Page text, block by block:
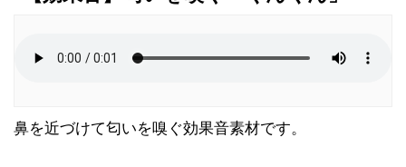
鼻を近づけて匂いを嗅ぐ効果音素材です。